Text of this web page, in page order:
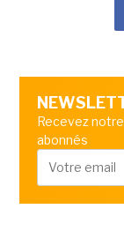
Recevez
abonnés